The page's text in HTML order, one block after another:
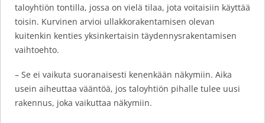
taloyhtiön tontilla, jossa on vielä tilaa, jota voitaisiin käyttää
toisin. Kurvinen arvioi ullakkorakentamisen olevan
kuitenkin kenties yksinkertaisin täydennysrakentamisen
vaihtoehto.
– Se ei vaikuta suoranaisesti kenenkään näkymiin. Aika
usein aiheuttaa vääntöä, jos taloyhtiön pihalle tulee uusi
rakennus, joka vaikuttaa näkymiin.